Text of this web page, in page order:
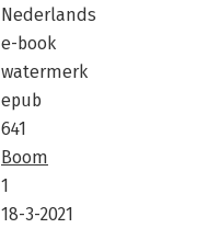
Nederlands
e-book
watermerk
epub
641
Boom
1
18-3-2021